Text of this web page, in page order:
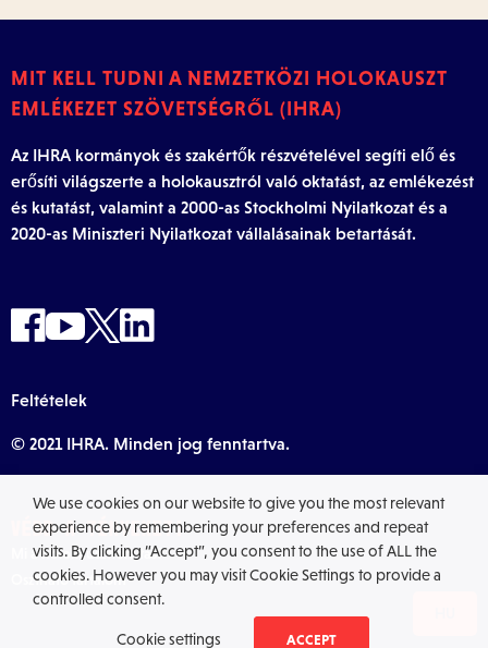
MIT KELL TUDNI A NEMZETKÖZI HOLOKAUSZT
EMLÉKEZET SZÖVETSÉGRŐL (IHRA)
Az IHRA kormányok és szakértők részvételével segíti elő és
erősíti világszerte a holokausztról való oktatást, az emlékezést
és kutatást, valamint a 2000-as Stockholmi Nyilatkozat és a
2020-as Miniszteri Nyilatkozat vállalásainak betartását.
Feltételek
© 2021 IHRA. Minden jog fenntartva.
VÉDD A TÉNYEKET!
Mi a holokauszttorzítás?
Osztható tartalom
We use cookies on our website to give you the most relevant
experience by remembering your preferences and repeat
visits. By clicking “Accept”, you consent to the use of ALL the
cookies. However you may visit Cookie Settings to provide a
controlled consent.
Cookie settings ACCEPT